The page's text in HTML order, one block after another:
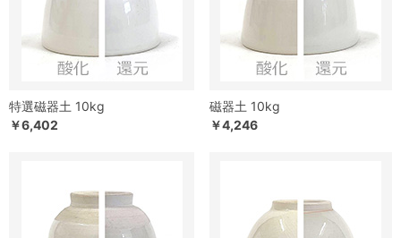
特選磁器土 10kg
￥6,402
磁器土 10kg
￥4,246